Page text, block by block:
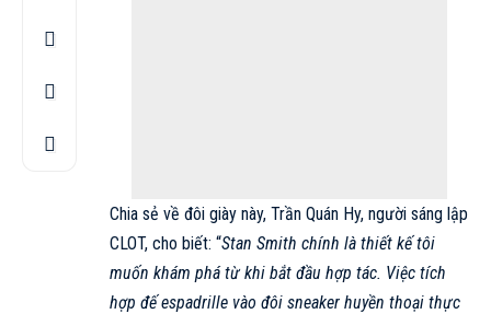
Chia sẻ về đôi giày này, Trần Quán Hy, người sáng lập
CLOT, cho biết: “Stan Smith chính là thiết kế tôi
muốn khám phá từ khi bắt đầu hợp tác. Việc tích
hợp đế espadrille vào đôi sneaker huyền thoại thực